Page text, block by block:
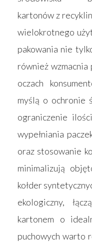
kartonów z
wielokrotnego
pakowania nie
również
oczach
myślą o ochronie
ograniczenie
wypełniania
oraz stosowanie
minimalizują
kołder
ekologiczny,
kartonem o
puchowych warto